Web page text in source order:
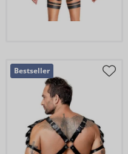
Bestseller